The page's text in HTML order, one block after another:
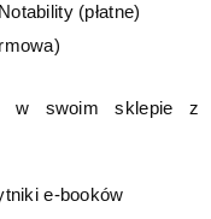
(płatne)
w swoim sklepie z
e-booków